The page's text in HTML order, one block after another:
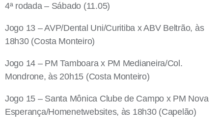
4ª rodada – Sábado (11.05)
Jogo 13 – AVP/Dental Uni/Curitiba x ABV Beltrão, às
18h30 (Costa Monteiro)
Jogo 14 – PM Tamboara x PM Medianeira/Col.
Mondrone, às 20h15 (Costa Monteiro)
Jogo 15 – Santa Mônica Clube de Campo x PM Nova
Esperança/Homenetwebsites, às 18h30 (Capelão)